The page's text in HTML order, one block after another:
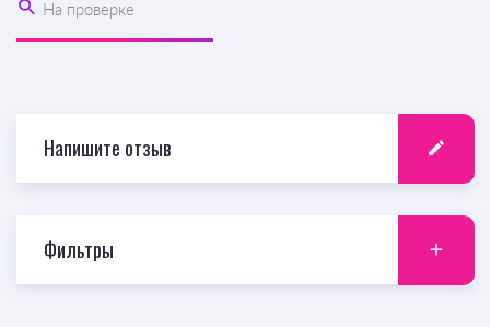
На проверке
Напишите отзыв
Фильтры